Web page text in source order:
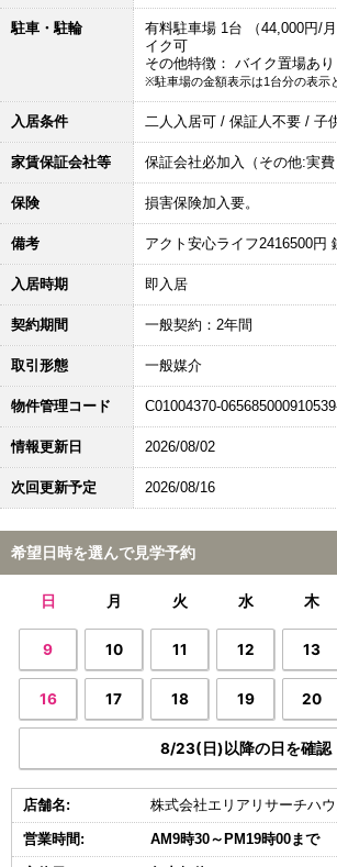
駐車・駐輪
有料駐車場 1台 （44,000円/
イク可
その他特徴： バイク置場あり
※駐車場の金額表示は1台分の表示
入居条件 二人入居可 / 保証人不要 / 子
家賃保証会社等 保証会社必加入（その他:実
保険 損害保険加入要。
備考 アクト安心ライフ2416500円
入居時期 即入居
契約期間 一般契約：2年間
取引形態 一般媒介
物件管理コード C01004370-
情報更新日 2026/08/02
次回更新予定 2026/08/16
希望日時を選んで見学予約
日 月 火 水 木
9 10 11 12 13
16 17 18 19 20
8/23(日)以降の日を確認
店舗名: 株式会社エリアリサーチハ
営業時間: AM9時30～PM19時00まで